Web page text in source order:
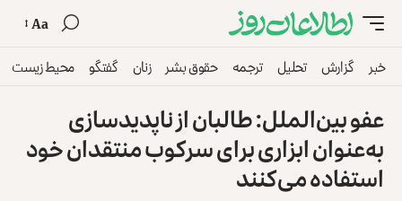
Aa
خبر گزارش تحلیل ترجمه حقوق بشر زنان گفتگو محیط زیست
عفو بین‌الملل: طالبان از ناپدیدسازی
به‌عنوان ابزاری برای سرکوب منتقدان خود
استفاده می‌کنند